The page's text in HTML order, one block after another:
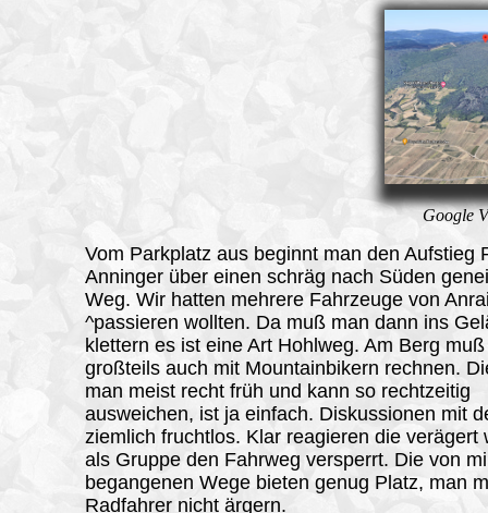
Google
Vom Parkplatz aus beginnt man den Aufstieg
Anninger über einen schräg nach Süden
Weg. Wir hatten mehrere Fahrzeuge von
^passieren wollten. Da muß man dann ins
klettern es ist eine Art Hohlweg. Am Berg
großteils auch mit Mountainbikern rechnen.
man meist recht früh und kann so rechtzeitig
ausweichen, ist ja einfach. Diskussionen mit
ziemlich fruchtlos. Klar reagieren die verägert
als Gruppe den Fahrweg versperrt. Die von
begangenen Wege bieten genug Platz, man
Radfahrer nicht ärgern.